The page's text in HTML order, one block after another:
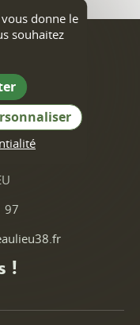
97
!
donne le
souhaitez